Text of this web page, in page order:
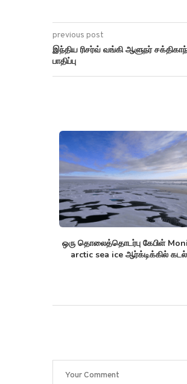
previous post
இந்திய ரிசர்வ் வங்கி ஆளுநர்
பாதிப்பு
ஒரு தொலைத்தொடர்பு கேபிள்
arctic sea ice ஆர்க்டிக்கில்